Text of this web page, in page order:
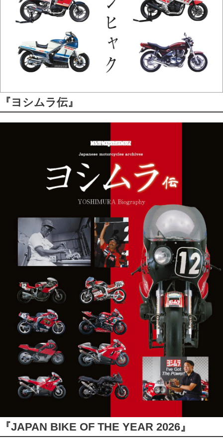
『ヨシムラ伝』
『JAPAN BIKE OF THE YEAR 2026』